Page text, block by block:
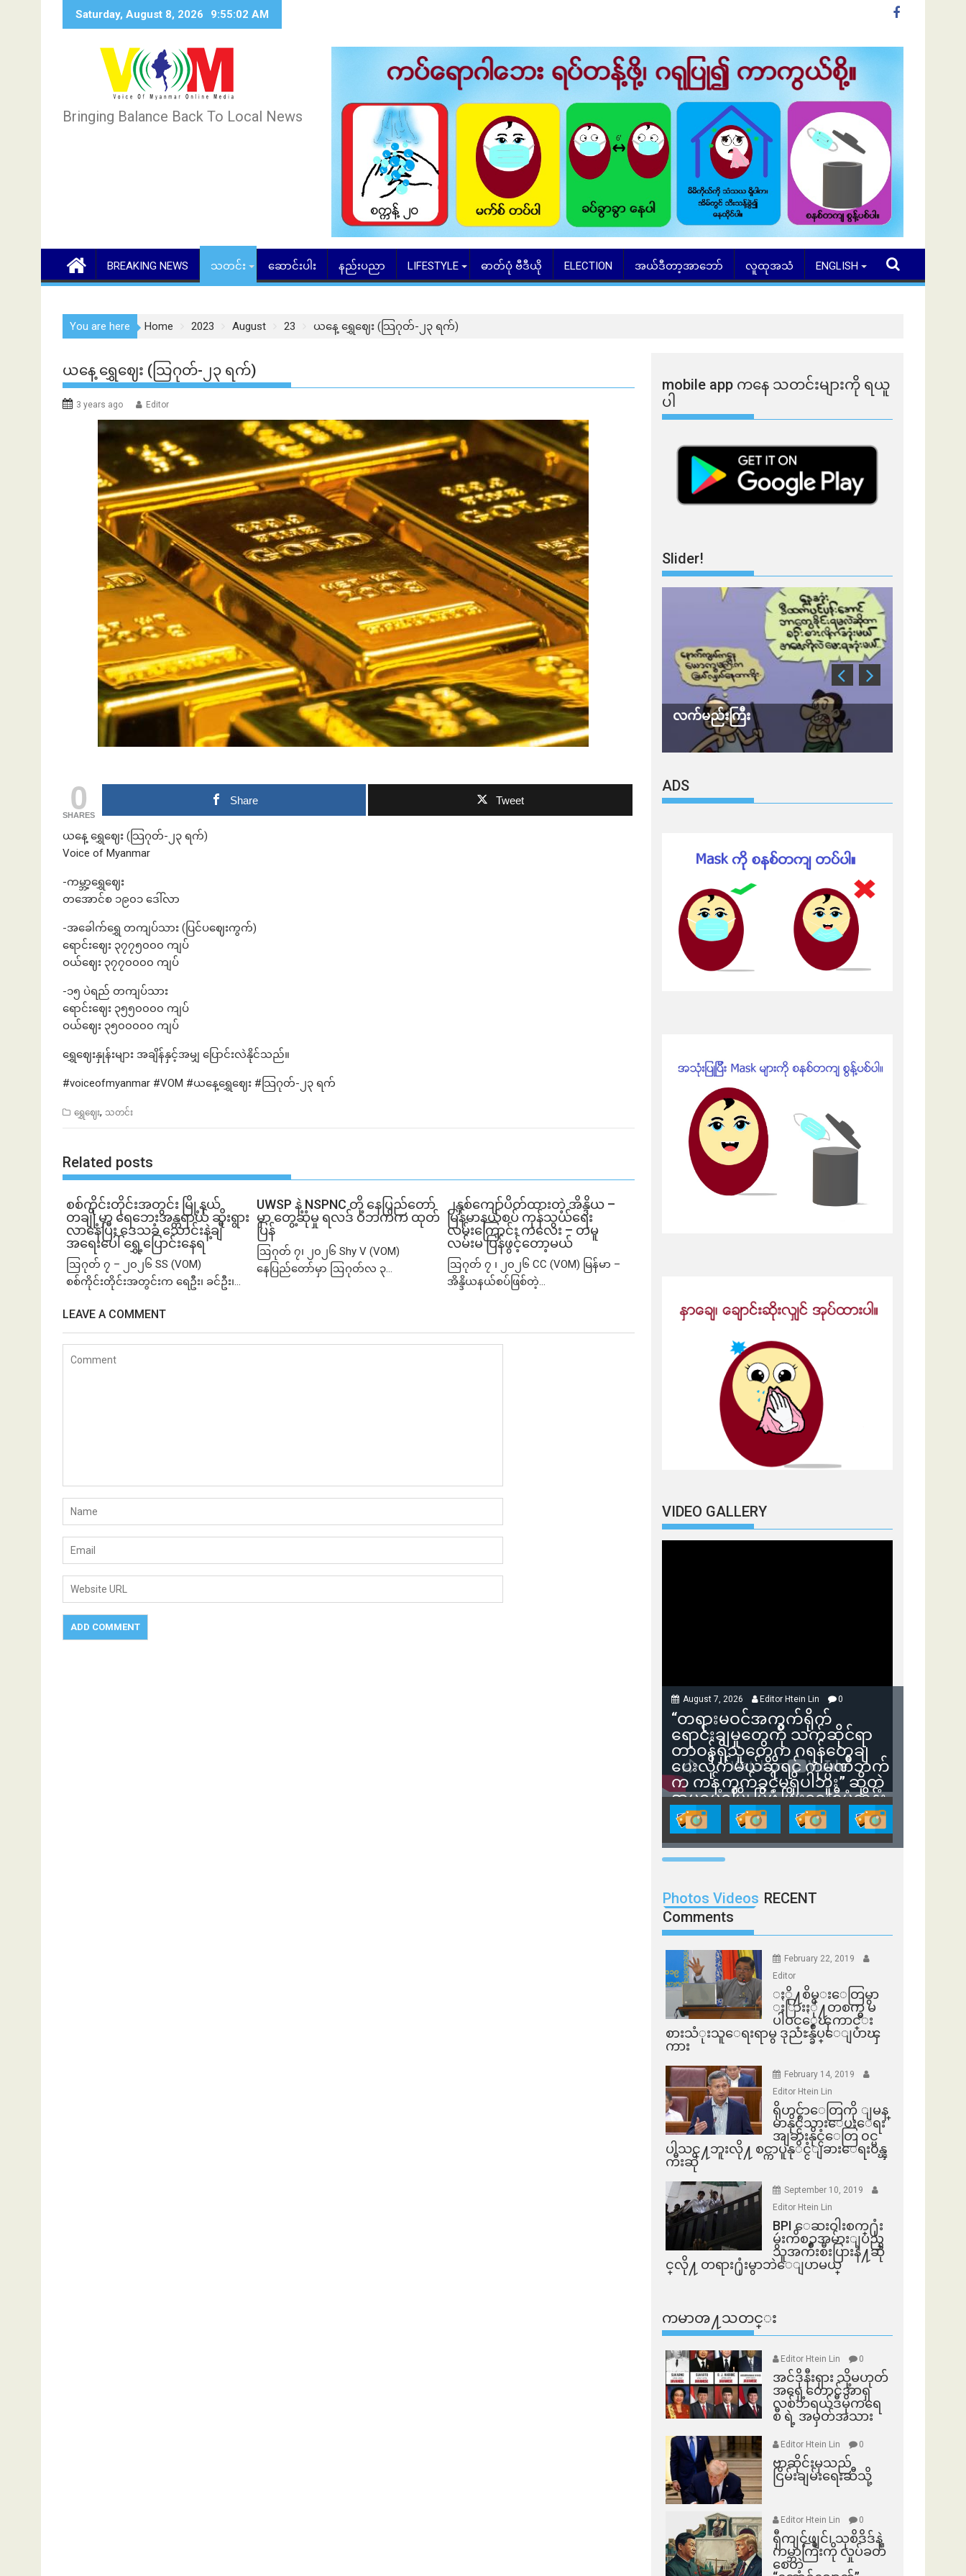
Saturday, August 8, 2026 9:55:03 AM
Bringing Balance Back To Local News
BREAKING NEWS သတင်း ဆောင်းပါး နည်းပညာ LIFESTYLE ဓာတ်ပုံ ဗီဒီယို ELECTION အယ်ဒီတာ့အာဘော် လူထုအသံ ENGLISH
You are here Home 2023 August 23 ယနေ့ ရွှေဈေး (သြဂုတ်-၂၃ ရက်)
ယနေ့ ရွှေဈေး (သြဂုတ်-၂၃ ရက်)
3 years ago Editor
0
SHARES
Share Tweet
ယနေ့ ရွှေဈေး (သြဂုတ်-၂၃ ရက်)
Voice of Myanmar
-ကမ္ဘာ့ရွှေဈေး
တအောင်စ ၁၉၀၁ ဒေါ်လာ
-အခေါက်ရွှေ တကျပ်သား (ပြင်ပဈေးကွက်)
ရောင်းဈေး ၃၇၇၅၀၀၀ ကျပ်
ဝယ်ဈေး ၃၇၇၀၀၀၀ ကျပ်
-၁၅ ပဲရည် တကျပ်သား
ရောင်းဈေး ၃၅၅၀၀၀၀ ကျပ်
ဝယ်ဈေး ၃၅၀၀၀၀၀ ကျပ်
ရွှေဈေးနှုန်းများ အချိန်နှင့်အမျှ ပြောင်းလဲနိုင်သည်။
#voiceofmyanmar #VOM #ယနေ့ရွှေဈေး #သြဂုတ်-၂၃ ရက်
ရွှေဈေး, သတင်း
Related posts
စစ်ကိုင်းတိုင်းအတွင်း မြို့နယ်
တချို့မှာ ရေဘေးအန္တရာယ် ဆိုးရွား
လာနေပြီး ဒေသခံ သောင်းနဲ့ချီ
အရေးပေါ် ရွှေ့ပြောင်းနေရ
ဩဂုတ် ၇ – ၂၀၂၆ SS (VOM)
စစ်ကိုင်းတိုင်းအတွင်းက ရေဦး၊ ခင်ဦး၊...
UWSP နဲ့ NSPNC တို့ နေပြည်တော်
မှာ တွေ့ဆုံမှု ရလဒ် ဝဘက်က ထုတ်
ပြန်
ဩဂုတ် ၇၊ ၂၀၂၆ Shy V (VOM)
နေပြည်တော်မှာ ဩဂုတ်လ ၃...
၂နှစ်​ကျော်ပိတ်ထားတဲ့ အိန္ဒိယ –
မြန်မာနယ်စပ် ကုန်သွယ်ရေး
လမ်းကြောင်း ကလေး – တမူ
လမ်းမ ပြန်ဖွင့်တော့မယ်
ဩဂုတ် ၇ ၊ ၂၀၂၆ CC (VOM) မြန်မာ –
အိန္ဒိယနယ်စပ်ဖြစ်တဲ့...
LEAVE A COMMENT
mobile app ​​ကနေ ​​သတင်းများကို ရယူ
ပါ
Slider!
ဘဏ်နဲ့အကြွေး ဘာလျှော့မလဲ လက်မည်းကြီး
ADS
VIDEO GALLERY
August 7, 2026 Editor Htein Lin 0
“တရားမဝင်အကွက်ရိုက်
ရောင်းချမှုတွေကို သက်ဆိုင်ရာ
တာဝန်ရှိသူတွေက ဂရန်တွေချ
ပေးလိုက်မယ်ဆိုရင် ကုမ္ပဏီဘက်
က ကန့်ကွက်ခွင့်မရှိပါဘူး” ဆိုတဲ့
အမရပူရမြို့ပြဖွံ့ဖြိုးရေးစီမံကိန်း
ဒါရိုက်တာ ဦးဇော်ရဲဝင်းနဲ့ တွေ့ဆုံ
ခြင်း
Photos Videos RECENT
Comments
February 22, 2019
Editor
ႏို႔စိမ္းေတြမွာ
ႏြားႏို႔တစက္မွ မ
ပါဝင္ေၾကာင္း
စားသံုးသူေရးရာမွ ဒုညႊန္ခ်ဳပ္ေျပာၾ
ကား
February 14, 2019
Editor Htein Lin
ရိုဟင္ဂ်ာေတြကို ျမန္
မာနိုင္ငံသားေပးေရး
အျခားနိုင္ငံေတြ ၀င္မ
ပါသင္႔ဘူးလို႔ စင္ကာပူနုိင္ငံျခားေရး၀န္ၾ
ကီးဆို
September 10, 2019
Editor Htein Lin
BPI ​ေဆးဝါးစက္​႐ုံး
မွဴးကိစၥအမ်ားျပည္​
သူအက်ိဳးစီးပြားနဲ႔ဆို
င္​လို႔ တရား႐ုံးမွာဘဲေျပာမယ္​
ကမာၻ႔သတင္း
Editor Htein Lin 0
အင်ဒိုနီးရှား သို့မဟုတ်
အရှေ့တောင်အာရှ
လစ်ဘရယ်ဒီမိုကရေ
စီ ရဲ့ အမှတ်အသား
Editor Htein Lin 0
ဗာဆိုင်းမှသည်
ငြိမ်းချမ်းရေးဆီသို့
Editor Htein Lin 0
ရှီကျင့်ဖျင်၊ သုစိဒိဒ်နဲ့
ကမ္ဘာကြီးကို လှုပ်ခတ်
စေတဲ့